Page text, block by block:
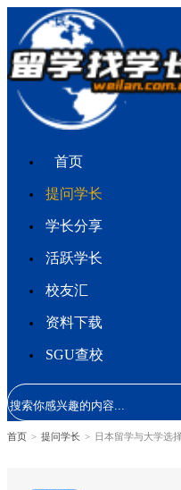
首页
提问学长
学长分享
活跃学长
校友汇
资料下载
SGU查校
首页 > 提问学长 > 日本留学与大学选